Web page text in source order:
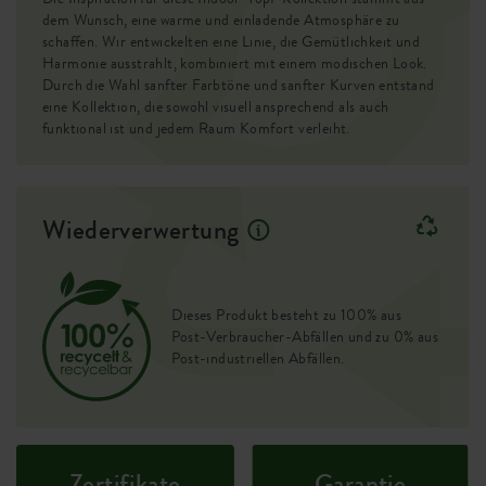
Nachhaltiges und verantwortungsvolles Design:
Bei elho steht Nachhaltigkeit im Mittelpunkt! Der vibes
fold rund besteht zu 100 % aus recyceltem Kunststoff und
wurde und mit Strom aus unserer eigenen Windkraftanlage
hergestell. So genießt du nicht nur schönes Design,
sondern trägst auch zu einer grüneren Zukunft bei.
Entwässerungssystem
nein
Erhöhter Boden
nein
Behälter Beweis
nein
SKU
2501301429400
dem Wunsch, eine warme und einladende Atmosphäre zu
schaffen. Wir entwickelten eine Linie, die Gemütlichkeit und
Harmonie ausstrahlt, kombiniert mit einem modischen Look.
Durch die Wahl sanfter Farbtöne und sanfter Kurven entstand
eine Kollektion, die sowohl visuell ansprechend als auch
funktional ist und jedem Raum Komfort verleiht.
Wiederverwertung
Dieses Produkt besteht zu 100% aus
Post-Verbraucher-Abfällen und zu 0% aus
Post-industriellen Abfällen.